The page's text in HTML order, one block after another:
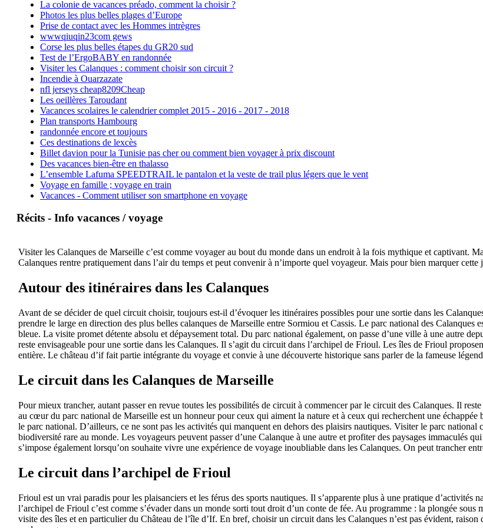
La colonie de vacances préado, comment la choisir ?
Photos les plus belles plages d’Europe
Prise de contact avec les Hommes intrègres
wwwqiuqin23com gews
Corse les plus belles étapes du GR20 sud
Test de l’ErgoBABY en randonnée
Visiter les Calanques : comment choisir son circuit ?
Incendie à Ouarzazate
nfl jerseys cheap8209Cheap
Les oeillères Taroudant
Vacances scolaires le calendrier complet 2015 - 2016 - 2017 - 2018
Plan transports Hambourg
randonnée encore et toujours
Ces destinations de lexcès
Billet davion pour la Tunisie pas cher ou comment bien voyager à prix discount
Des vacances bien-être en thalasso
L’ensemble Lafuma SPEEDTRAIL le pantalon et la veste de trail plus légers que le vent
Voyage en famille ; voyage en train
Vacances - Comment utiliser son smartphone en voyage
Récits - Info vacances / voyage
Visiter les Calanques de Marseille c’est comme voyager au bout du monde dans un endroit à la fois mythique et captivant.
Calanques rentre pratiquement dans l’air du temps et peut convenir à n’importe quel voyageur. Mais pour bien marquer
Autour des itinéraires dans les Calanques
Avant de se décider de quel circuit choisir, toujours est-il d’évoquer les itinéraires possibles pour une sortie dans les
prendre le large en direction des plus belles calanques de Marseille entre Sormiou et Cassis. Le parc national des
bleue. La visite promet détente absolu et dépaysement total. Du parc national également, on passe d’une ville à une autre
reste envisageable pour une sortie dans les Calanques. Il s’agit du circuit dans l’archipel de Frioul. Les îles de Frioul
entière. Le château d’if fait partie intégrante du voyage et convie à une découverte historique sans parler de la fameuse
Le circuit dans les Calanques de Marseille
Pour mieux trancher, autant passer en revue toutes les possibilités de circuit à commencer par le circuit des Calanques. Il
au cœur du parc national de Marseille est un honneur pour ceux qui aiment la nature et à ceux qui recherchent une échappée
le parc national. D’ailleurs, ce ne sont pas les activités qui manquent en dehors des plaisirs nautiques. Visiter le parc
biodiversité rare au monde. Les voyageurs peuvent passer d’une Calanque à une autre et profiter des paysages immaculés
s’impose également lorsqu’on souhaite vivre une expérience de voyage inoubliable dans les Calanques. On peut trancher
Le circuit dans l’archipel de Frioul
Frioul est un vrai paradis pour les plaisanciers et les férus des sports nautiques. Il s’apparente plus à une pratique d’activités
l’archipel de Frioul c’est comme s’évader dans un monde sorti tout droit d’un conte de fée. Au programme : la plongée
visite des îles et en particulier du Château de l’île d’If. En bref, choisir un circuit dans les Calanques n’est pas évident,